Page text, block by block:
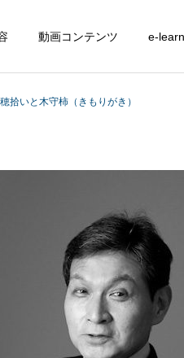
動画コンテンツ e-
いと木守柿（きもりがき）